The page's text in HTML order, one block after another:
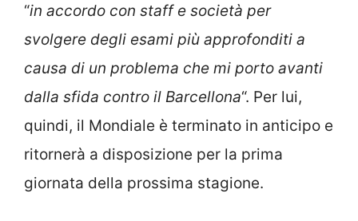
“in accordo con staff e società per
svolgere degli esami più approfonditi a
causa di un problema che mi porto avanti
dalla sfida contro il Barcellona“. Per lui,
quindi, il Mondiale è terminato in anticipo e
ritornerà a disposizione per la prima
giornata della prossima stagione.